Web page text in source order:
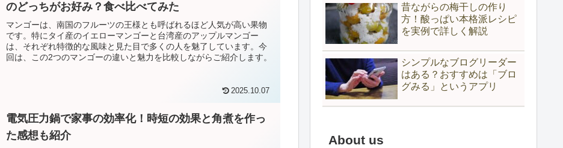
のどっちがお好み？食べ比べてみた
マンゴーは、南国のフルーツの王様とも呼ばれるほど人気が高い果物
です。特にタイ産のイエローマンゴーと台湾産のアップルマンゴー
は、それぞれ特徴的な風味と見た目で多くの人を魅了しています。今
回は、この2つのマンゴーの違いと魅力を比較しながらご紹介します。
2025.10.07
電気圧力鍋で家事の効率化！時短の効果と角煮を作っ
た感想も紹介
昔ながらの梅干しの作り
方！酸っぱい本格派レシピ
を実例で詳しく解説
シンプルなブログリーダー
はある？おすすめは「ブロ
グみる」というアプリ
About us